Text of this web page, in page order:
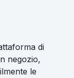
di
negozio,
le